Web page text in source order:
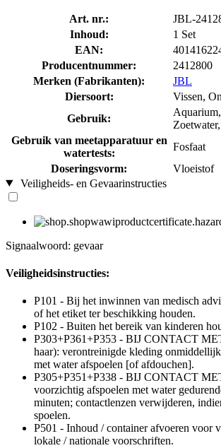
Art. nr.:
JBL-
Inhoud:
1 Set
EAN:
Producentnummer:
2412800
Merken (Fabrikanten):
JBL
Diersoort:
Vissen,
Gebruik:
Gebruik van meetapparatuur en
watertests:
Fosfaat
Doseringsvorm:
Vloeistof
Veiligheids- en Gevaarinstructies
Signaalwoord: gevaar
Veiligheidsinstructies:
P101 - Bij het inwinnen van medisch
of het etiket ter beschikking houden.
P102 - Buiten het bereik van kinderen
P303+P361+P353 - BIJ CONTACT
haar): verontreinigde kleding
met water afspoelen [of afdouchen].
P305+P351+P338 - BIJ CONTACT
voorzichtig afspoelen met water
minuten; contactlenzen verwijderen,
spoelen.
P501 - Inhoud / container afvoeren voor
lokale / nationale voorschriften.